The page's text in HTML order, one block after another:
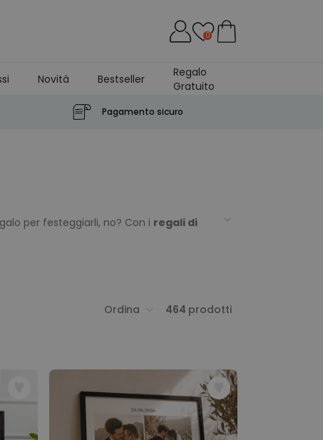
0
Novità Bestseller
Regalo
Gratuito
Pagamento sicuro
per festeggiarli, no? Con i regali di
il decennio con il piede giusto, perché
Ordina 464 prodotti